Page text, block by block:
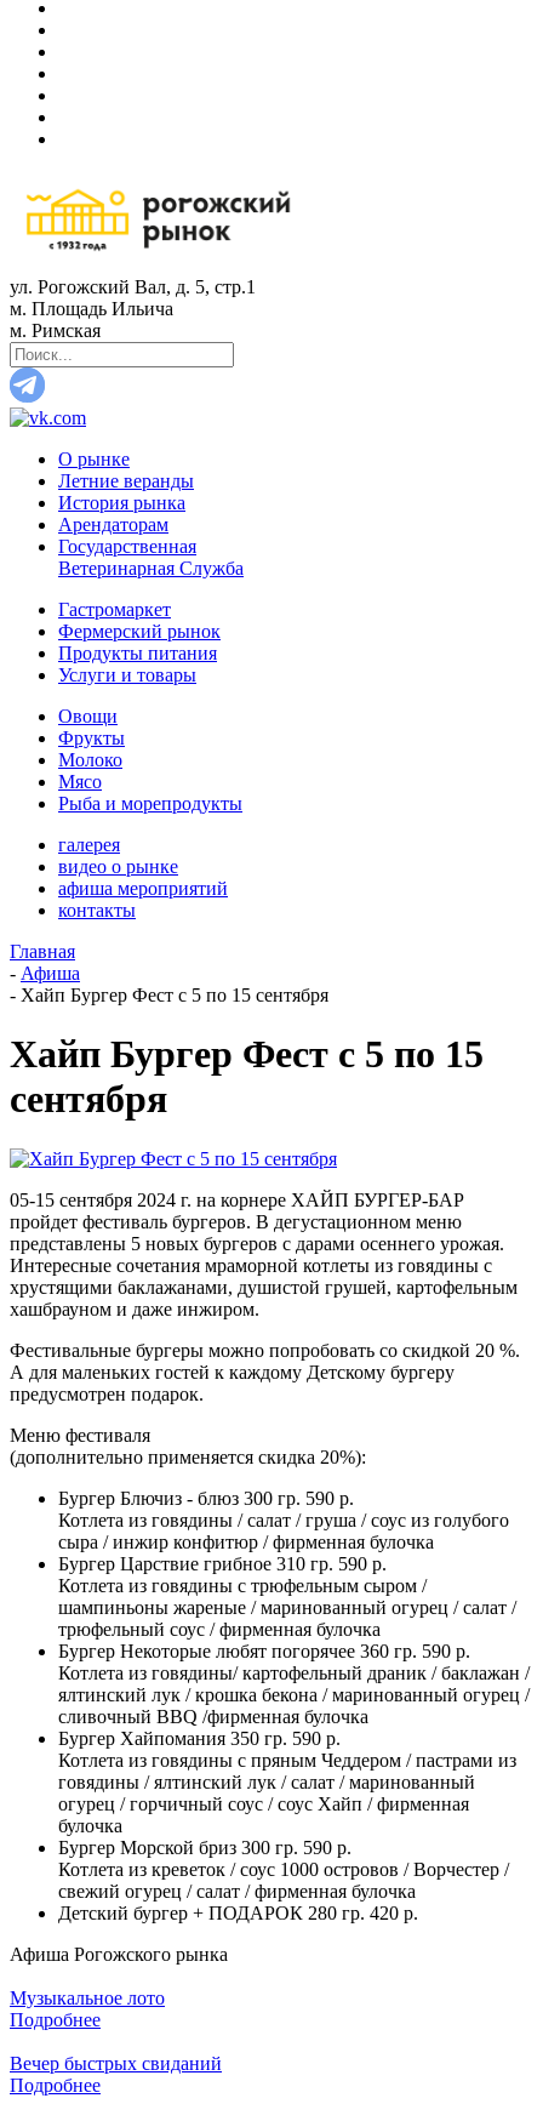
ул. Рогожский Вал, д. 5, стр.1
м. Площадь Ильича
м. Римская
О рынке
Летние веранды
История рынка
Арендаторам
Государственная
Ветеринарная Служба
Гастромаркет
Фермерский рынок
Продукты питания
Услуги и товары
Овощи
Фрукты
Молоко
Мясо
Рыба и морепродукты
галерея
видео о рынке
афиша мероприятий
контакты
Главная
- Афиша
- Хайп Бургер Фест с 5 по 15 сентября
Хайп Бургер Фест с 5 по 15
сентября
05-15 сентября 2024 г. на корнере ХАЙП БУРГЕР-БАР
пройдет фестиваль бургеров. В дегустационном меню
представлены 5 новых бургеров с дарами осеннего урожая.
Интересные сочетания мраморной котлеты из говядины с
хрустящими баклажанами, душистой грушей, картофельным
хашбрауном и даже инжиром.
Фестивальные бургеры можно попробовать со скидкой 20 %.
А для маленьких гостей к каждому Детскому бургеру
предусмотрен подарок.
Меню фестиваля
(дополнительно применяется скидка 20%):
Бургер Блючиз - блюз 300 гр. 590 р.
Котлета из говядины / салат / груша / соус из голубого
сыра / инжир конфитюр / фирменная булочка
Бургер Царствие грибное 310 гр. 590 р.
Котлета из говядины с трюфельным сыром /
шампиньоны жареные / маринованный огурец / салат /
трюфельный соус / фирменная булочка
Бургер Некоторые любят погорячее 360 гр. 590 р.
Котлета из говядины/ картофельный драник / баклажан /
ялтинский лук / крошка бекона / маринованный огурец /
сливочный BBQ /фирменная булочка
Бургер Хайпомания 350 гр. 590 р.
Котлета из говядины с пряным Чеддером / пастрами из
говядины / ялтинский лук / салат / маринованный
огурец / горчичный соус / соус Хайп / фирменная
булочка
Бургер Морской бриз 300 гр. 590 р.
Котлета из креветок / соус 1000 островов / Ворчестер /
свежий огурец / салат / фирменная булочка
Детский бургер + ПОДАРОК 280 гр. 420 р.
Афиша Рогожского рынка
Музыкальное лото
Подробнее
Вечер быстрых свиданий
Подробнее